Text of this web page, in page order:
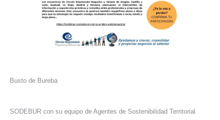
Busto de Bureba
SODEBUR con su equipo de Agentes de Sostenibilidad Territorial